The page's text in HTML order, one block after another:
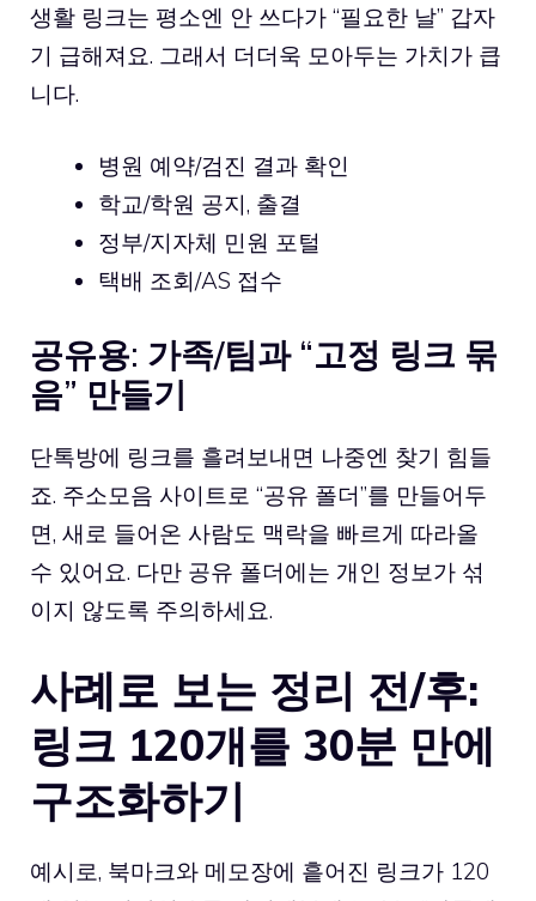
생활 링크는 평소엔 안 쓰다가 “필요한 날” 갑자
기 급해져요. 그래서 더더욱 모아두는 가치가 큽
니다.
병원 예약/검진 결과 확인
학교/학원 공지, 출결
정부/지자체 민원 포털
택배 조회/AS 접수
공유용: 가족/팀과 “고정 링크 묶
음” 만들기
단톡방에 링크를 흘려보내면 나중엔 찾기 힘들
죠. 주소모음 사이트로 “공유 폴더”를 만들어두
면, 새로 들어온 사람도 맥락을 빠르게 따라올
수 있어요. 다만 공유 폴더에는 개인 정보가 섞
이지 않도록 주의하세요.
사례로 보는 정리 전/후:
링크 120개를 30분 만에
구조화하기
예시로, 북마크와 메모장에 흩어진 링크가 120